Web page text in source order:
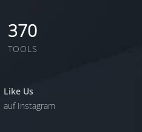
370
TOOLS
Like Us
auf Instagram